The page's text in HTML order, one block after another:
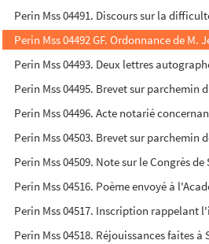
Perin Mss 04491. Discours sur la
Perin Mss 04492 GF. Ordonnance de
Perin Mss 04493. Deux lettres
Perin Mss 04495. Brevet sur
Perin Mss 04496. Acte notarié
Perin Mss 04503. Brevet sur
Perin Mss 04509. Note sur le Congrès
Perin Mss 04516. Poème envoyé à
Perin Mss 04517. Inscription rappelant
Perin Mss 04518. Réjouissances faites